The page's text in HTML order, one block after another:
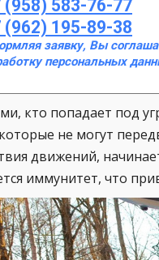
(958) 583-76-77
(962) 195-89-38
заявку, Вы
персональных
кто попадает под
не могут
движений,
иммунитет, что